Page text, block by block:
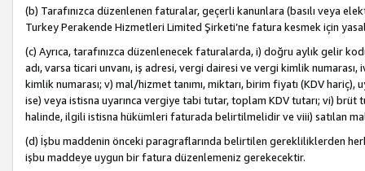
(b) Tarafınızca düzenlenen faturalar, geçerli kanunlara (basılı veya
Turkey Perakende Hizmetleri Limited Şirketi’ne fatura kesmek için
(c) Ayrıca, tarafınızca düzenlenecek faturalarda, i) doğru aylık gelir
adı, varsa ticari unvanı, iş adresi, vergi dairesi ve vergi kimlik
kimlik numarası; v) mal/hizmet tanımı, miktarı, birim fiyatı (KDV
ise) veya istisna uyarınca vergiye tabi tutar, toplam KDV tutarı; vi) brüt
halinde, ilgili istisna hükümleri faturada belirtilmelidir ve viii) satılan
(d) İşbu maddenin önceki paragraflarında belirtilen gerekliliklerden
işbu maddeye uygun bir fatura düzenlemeniz gerekecektir.